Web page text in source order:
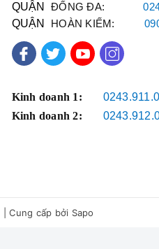
QUẬN ĐỐNG ĐA:
QUẬN HOÀN KIẾM:
Kinh doanh 1:
Kinh doanh 2:
Cung cấp bởi Sapo